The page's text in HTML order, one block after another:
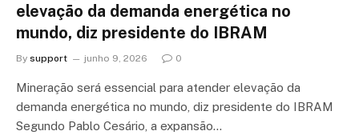
elevação da demanda energética no
mundo, diz presidente do IBRAM
By support junho 9, 2026 0
Mineração será essencial para atender elevação da
demanda energética no mundo, diz presidente do IBRAM
Segundo Pablo Cesário, a expansão…